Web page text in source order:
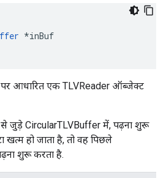
*inBuf
पर आधारित एक TLVReader ऑब्जेक्ट
से जुड़े CircularTLVBuffer में, पढ़ना शुरू
खत्म हो जाता है, तो वह पिछले
शुरू करता है.